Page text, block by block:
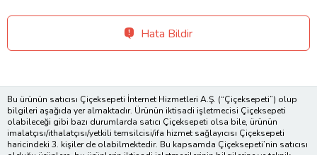
Hata Bildir
Bu ürünün satıcısı Çiçeksepeti İnternet Hizmetleri A.Ş. (“Çiçeksepeti”) olup
bilgileri aşağıda yer almaktadır. Ürünün iktisadi işletmecisi Çiçeksepeti
olabileceği gibi bazı durumlarda satıcı Çiçeksepeti olsa bile, ürünün
imalatçısı/ithalatçısı/yetkili temsilcisi/ifa hizmet sağlayıcısı Çiçeksepeti
haricindeki 3. kişiler de olabilmektedir. Bu kapsamda Çiçeksepeti’nin satıcısı